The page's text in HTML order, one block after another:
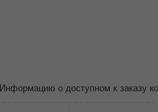
Информацию о доступном к заказу